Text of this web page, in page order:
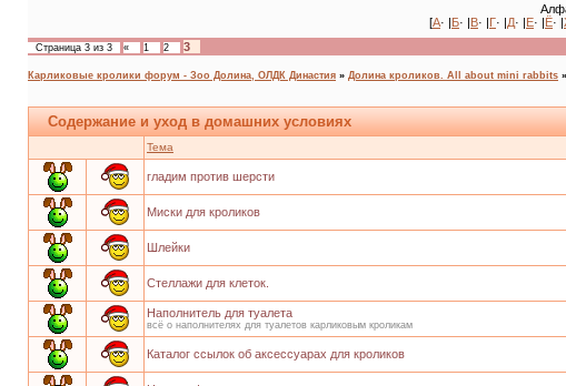
[А· |Б· |В· |Г· |Д· |Е· |Ё· |
Страница 3 из 3 « 1 2 3
Карликовые кролики форум - Зоо Долина, ОЛДК Династия » Долина кроликов. All about mini rabbits »
Содержание и уход в домашних условиях
Тема
гладим против шерсти
Миски для кроликов
Шлейки
Стеллажи для клеток.
Наполнитель для туалета
всё о наполнителях для туалетов карликовым кроликам
Каталог ссылок об аксессуарах для кроликов